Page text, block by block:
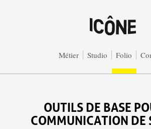
Métier Studio Folio
OUTILS DE BASE
COMMUNICATION DE